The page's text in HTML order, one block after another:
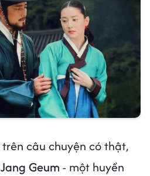
câu chuyện có thật,
Geum - một huyền